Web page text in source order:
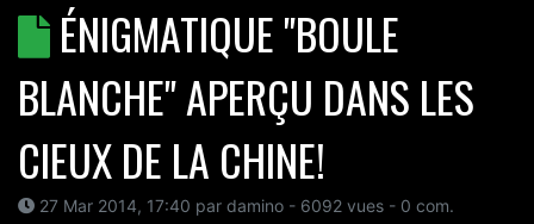
ÉNIGMATIQUE "BOULE
BLANCHE" APERÇU DANS LES
CIEUX DE LA CHINE!
27 Mar 2014, 17:40 par damino - 6092 vues - 0 com.